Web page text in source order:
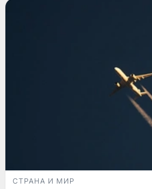
СТРАНА И МИР